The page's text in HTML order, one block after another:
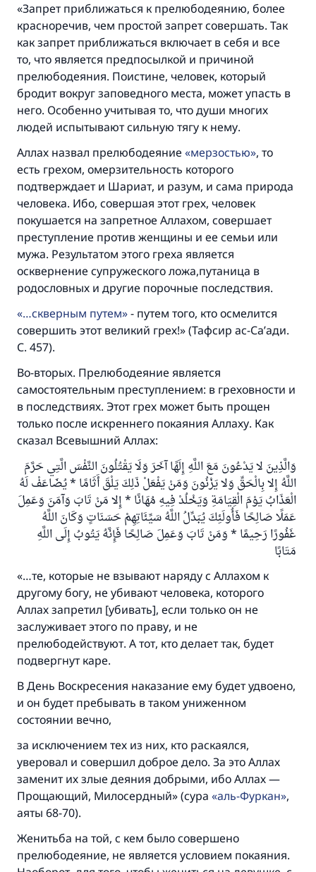
«Запрет приближаться к прелюбодеянию, более
красноречив, чем простой запрет совершать. Так
как запрет приближаться включает в себя и все
то, что является предпосылкой и причиной
прелюбодеяния. Поистине, человек, который
бродит вокруг заповедного места, может упасть в
него. Особенно учитывая то, что души многих
людей испытывают сильную тягу к нему.
Аллах назвал прелюбодеяние
мерзостью , то
есть грехом, омерзительность которого
подтверждает и Шариат, и разум, и сама природа
человека. Ибо, совершая этот грех, человек
покушается на запретное Аллахом, совершает
преступление против женщины и ее семьи или
мужа. Результатом этого греха является
осквернение супружеского ложа,путаница в
родословных и другие порочные последствия.
…скверным путем - путем того, кто осмелится
совершить этот великий грех!» (Тафсир ас-Са’ади.
С. 457).
Во-вторых. Прелюбодеяние является
самостоятельным преступлением: в греховности и
в последствиях. Этот грех может быть прощен
только после искреннего покаяния Аллаху. Как
сказал Всевышний Аллах:
وَالَّذِينَ لا يَدْعُونَ مَعَ اللَّهِ إِلَهًا آخَرَ وَلَا يَقْتُلُونَ النَّفْسَ الَّتِي حَرَّمَ
اللَّهُ إِلا بِالْحَقِّ وَلا يَزْنُونَ وَمَنْ يَفْعَلْ ذَلِكَ يَلْقَ أَثَامًا * يُضَاعَفْ لَهُ
الْعَذَابُ يَوْمَ الْقِيَامَةِ وَيَخْلُدْ فِيهِ مُهَانًا * إِلا مَنْ تَابَ وَآمَنَ وَعَمِلَ
عَمَلًا صَالِحًا فَأُولَئِكَ يُبَدِّلُ اللَّهُ سَيِّئَاتِهِمْ حَسَنَاتٍ وَكَانَ اللَّهُ
غَفُورًا رَحِيمًا * وَمَنْ تَابَ وَعَمِلَ صَالِحًا فَإِنَّهُ يَتُوبُ إِلَى اللَّهِ
مَتَابًا
«…те, которые не взывают наряду с Аллахом к
другому богу, не убивают человека, которого
Аллах запретил [убивать], если только он не
заслуживает этого по праву, и не
прелюбодействуют. А тот, кто делает так, будет
подвергнут каре.
В День Воскресения наказание ему будет удвоено,
и он будет пребывать в таком униженном
состоянии вечно,
за исключением тех из них, кто раскаялся,
уверовал и совершил доброе дело. За это Аллах
заменит их злые деяния добрыми, ибо Аллах —
Прощающий, Милосердный» (сура аль-Фуркан ,
аяты 68-70).
Женитьба на той, с кем было совершено
прелюбодеяние, не является условием покаяния.